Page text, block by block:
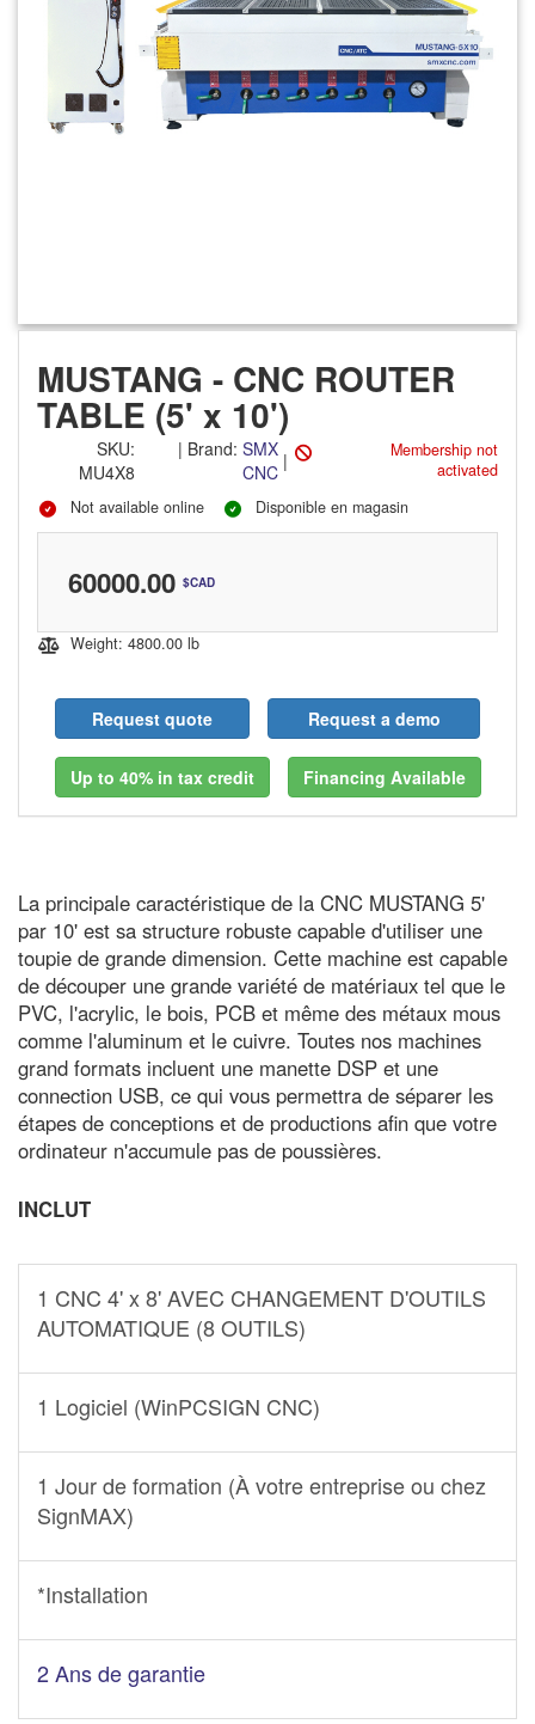
MUSTANG - CNC ROUTER
TABLE (5' x 10')
SKU:
MU4X8
| Brand: SMX
CNC |
Membership not
activated
Not available online
Disponible en magasin
60000.00 $CAD
Weight: 4800.00 lb
Request quote Request a demo
Up to 40% in tax credit Financing Available
La principale caractéristique de la CNC MUSTANG 5'
par 10' est sa structure robuste capable d'utiliser une
toupie de grande dimension. Cette machine est capable
de découper une grande variété de matériaux tel que le
PVC, l'acrylic, le bois, PCB et même des métaux mous
comme l'aluminum et le cuivre. Toutes nos machines
grand formats incluent une manette DSP et une
connection USB, ce qui vous permettra de séparer les
étapes de conceptions et de productions afin que votre
ordinateur n'accumule pas de poussières.
INCLUT
1 CNC 4' x 8' AVEC CHANGEMENT D'OUTILS
AUTOMATIQUE (8 OUTILS)
1 Logiciel (WinPCSIGN CNC)
1 Jour de formation (À votre entreprise ou chez
SignMAX)
*Installation
2 Ans de garantie